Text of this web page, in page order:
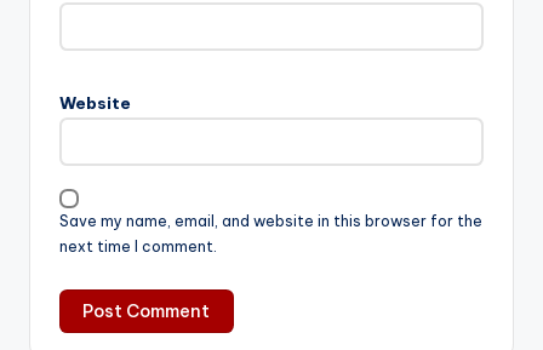
Website
Save my name, email, and website in this browser for the
next time I comment.